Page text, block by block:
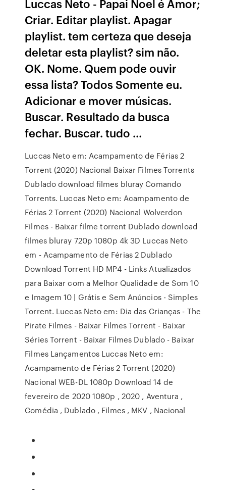
Luccas Neto - Papai Noel é Amor;
Criar. Editar playlist. Apagar
playlist. tem certeza que deseja
deletar esta playlist? sim não.
OK. Nome. Quem pode ouvir
essa lista? Todos Somente eu.
Adicionar e mover músicas.
Buscar. Resultado da busca
fechar. Buscar. tudo …
Luccas Neto em: Acampamento de Férias 2
Torrent (2020) Nacional Baixar Filmes Torrents
Dublado download filmes bluray Comando
Torrents. Luccas Neto em: Acampamento de
Férias 2 Torrent (2020) Nacional Wolverdon
Filmes - Baixar filme torrent Dublado download
filmes bluray 720p 1080p 4k 3D Luccas Neto
em - Acampamento de Férias 2 Dublado
Download Torrent HD MP4 - Links Atualizados
para Baixar com a Melhor Qualidade de Som 10
e Imagem 10 | Grátis e Sem Anúncios - Simples
Torrent. Luccas Neto em: Dia das Crianças - The
Pirate Filmes - Baixar Filmes Torrent - Baixar
Séries Torrent - Baixar Filmes Dublado - Baixar
Filmes Lançamentos Luccas Neto em:
Acampamento de Férias 2 Torrent (2020)
Nacional WEB-DL 1080p Download 14 de
fevereiro de 2020 1080p , 2020 , Aventura ,
Comédia , Dublado , Filmes , MKV , Nacional